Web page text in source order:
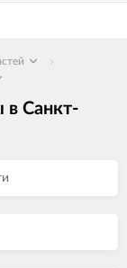
в Санкт-